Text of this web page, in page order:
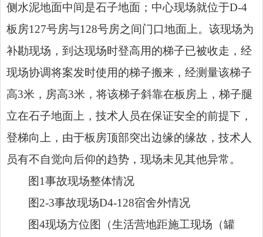
侧水泥地面中间是石子地面；中心现场就位于D-4
板房127号房与128号房之间门口地面上。该现场为
补勘现场，到达现场时登高用的梯子已被收走，经
现场协调将案发时使用的梯子搬来，经测量该梯子
高3米，房高3米，将该梯子斜靠在板房上，梯子腿
立在石子地面上，技术人员在保证安全的前提下，
登梯向上，由于板房顶部突出边缘的缘故，技术人
员有不自觉向后仰的趋势，现场未见其他异常。
图1事故现场整体情况
图2-3事故现场D4-128宿舍外情况
图4现场方位图（生活营地距施工现场（罐